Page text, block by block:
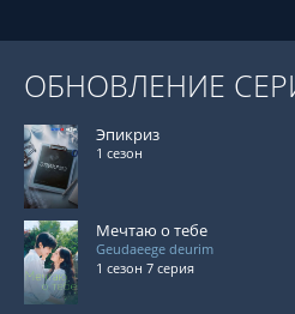
ОБНОВЛЕНИЕ
Эпикриз
1 сезон
Мечтаю о тебе
Geudaeege deurim
1 сезон 7 серия